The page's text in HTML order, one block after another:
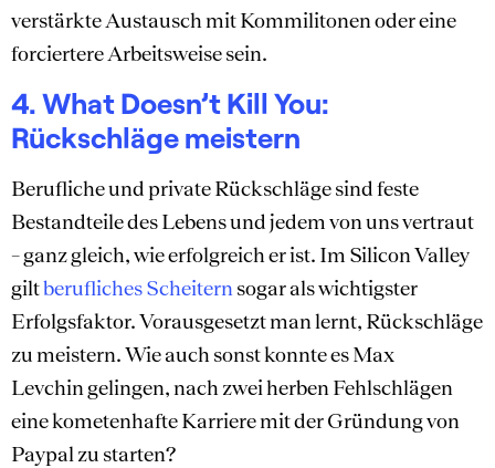
verstärkte Austausch mit Kommilitonen oder eine
forciertere Arbeitsweise sein.
4. What Doesn’t Kill You:
Rückschläge meistern
Berufliche und private Rückschläge sind feste
Bestandteile des Lebens und jedem von uns vertraut
– ganz gleich, wie erfolgreich er ist. Im Silicon Valley
giltberufliches Scheitern sogar als wichtigster
Erfolgsfaktor. Vorausgesetzt man lernt, Rückschläge
zu meistern. Wie auch sonst konnte es Max
Levchin gelingen, nach zwei herben Fehlschlägen
eine kometenhafte Karriere mit der Gründung von
Paypal zu starten?